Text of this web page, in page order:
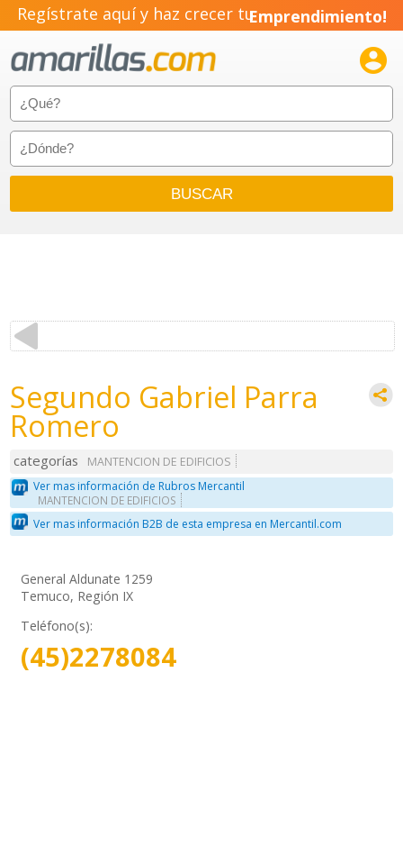
Regístrate aquí y haz crecer tuEmprendimiento!

Segundo Gabriel Parra
Romero
categorías
MANTENCION DE EDIFICIOS
Ver mas información de Rubros Mercantil
MANTENCION DE EDIFICIOS
Ver mas información B2B de esta empresa en Mercantil.com
General Aldunate 1259
Temuco, Región IX
Teléfono(s):
(45)2278084